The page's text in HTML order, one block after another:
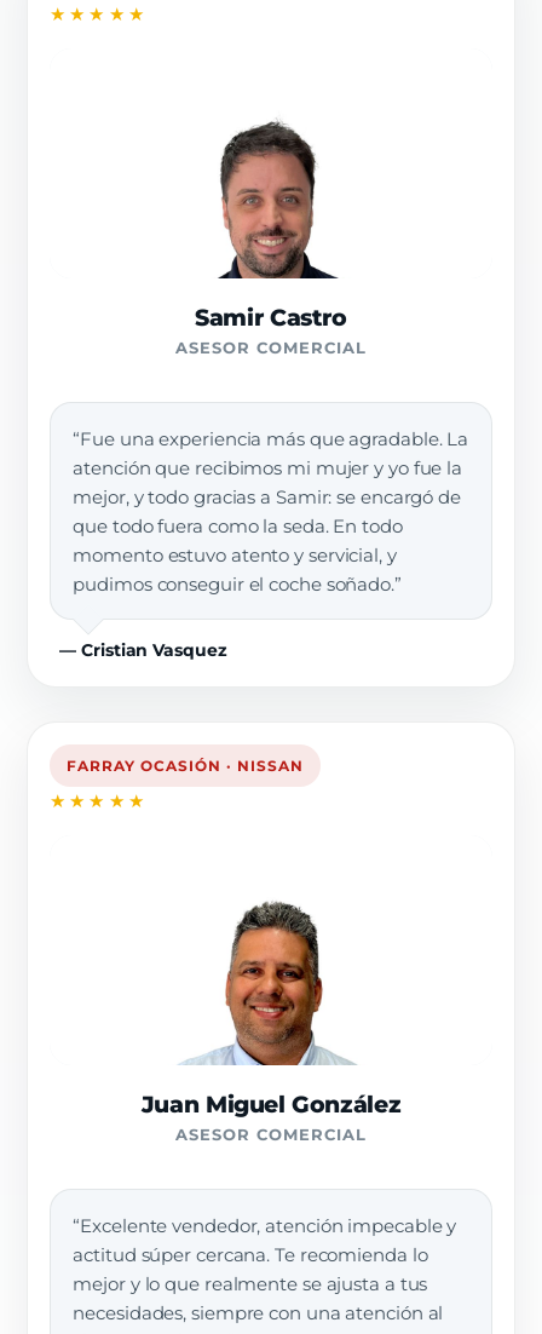
★★★★★
Samir Castro
ASESOR COMERCIAL
“Fue una experiencia más que agradable. La
atención que recibimos mi mujer y yo fue la
mejor, y todo gracias a Samir: se encargó de
que todo fuera como la seda. En todo
momento estuvo atento y servicial, y
pudimos conseguir el coche soñado.”
— Cristian Vasquez
FARRAY OCASIÓN · NISSAN
★★★★★
Juan Miguel González
ASESOR COMERCIAL
“Excelente vendedor, atención impecable y
actitud súper cercana. Te recomienda lo
mejor y lo que realmente se ajusta a tus
necesidades, siempre con una atención al